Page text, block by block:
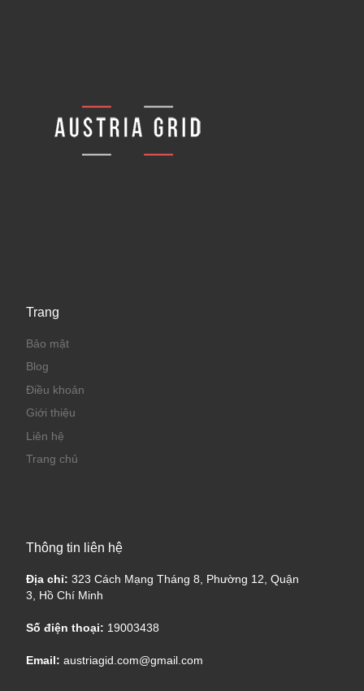
Trang
Bảo mật
Blog
Điều khoản
Giới thiệu
Liên hệ
Trang chủ
Thông tin liên hệ
Địa chỉ: 323 Cách Mạng Tháng 8, Phường 12, Quận
3, Hồ Chí Minh
Số điện thoại: 19003438
Email: austriagid.com@gmail.com